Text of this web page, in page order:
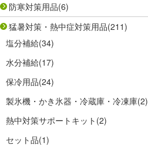
防寒対策用品(6)
猛暑対策・熱中症対策用品(211)
塩分補給(34)
水分補給(17)
保冷用品(24)
製氷機・かき氷器・冷蔵庫・冷凍庫(2)
熱中対策サポートキット (2)
セット品(1)